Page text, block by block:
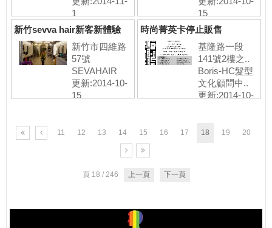
1
15
新竹sevva hair新客新體驗
新竹市四維路
57號
SEVAHAIR
更新:2014-10-
15
時尚菁英卡停止販售
基隆路一段
141號2樓之..
Boris-HC髮型
文化顧問中..
更新:2014-10-
11 12 13 14 15 16 17 18 19 20
頁 18 / 246 上一頁 下一頁